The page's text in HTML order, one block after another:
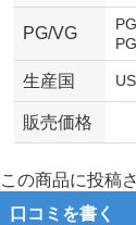
PG/VG
生産国
販売価格
この商品に投稿
口コミを書く